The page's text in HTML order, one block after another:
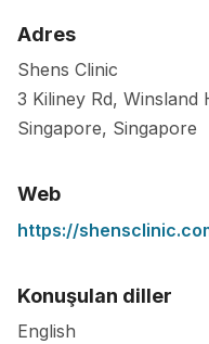
Adres
Shens Clinic
3 Kiliney Rd, Winsland
Singapore, Singapore
Web
https://
Konuşulan diller
English